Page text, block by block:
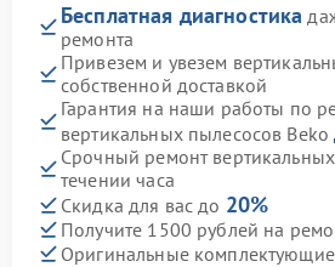
Бесплатная диагностика
ремонта
Привезем и увезем
собственной доставкой
Гарантия на наши работы по
вертикальных пылесосов Beko
Срочный ремонт
течении часа
Скидка для вас до 20%
Получите 1500 рублей на
Оригинальные